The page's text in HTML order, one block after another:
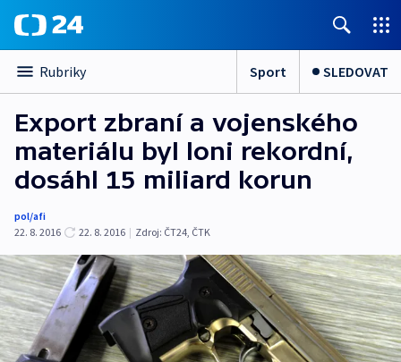
Rubriky Sport SLEDOVAT
Export zbraní a vojenského
materiálu byl loni rekordní,
dosáhl 15 miliard korun
pol/afi
22. 8. 2016
22. 8. 2016 | Zdroj: ČT24, ČTK